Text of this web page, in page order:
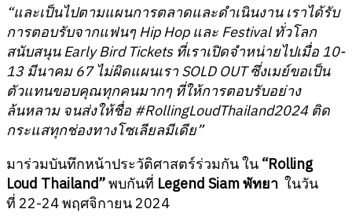
“และเป็นไปตามแผนการตลาดและดำเนินงาน เราได้รับ
การตอบรับจากแฟนๆ Hip Hop และ Festival ทั่วโลก
สนับสนุน Early Bird Tickets ที่เราเปิดจำหน่ายไปเมื่อ 10-
13 มีนาคม 67 ไม่ผิดแผนเรา SOLD OUT ซึ่งเมย์ขอเป็น
ตัวแทนขอบคุณทุกคนมากๆ ที่ให้การตอบรับอย่าง
ล้นหลาม จนส่งให้ชื่อ #RollingLoudThailand2024 ติด
กระแสทุกช่องทางโซเลียลมีเดีย”
มาร่วมบันทึกหน้าประวัติศาสตร์ร่วมกัน ใน “Rolling
Loud Thailand”พบกันที่ Legend Siam พัทยา ในวัน
ที่ 22-24 พฤศจิกายน 2024